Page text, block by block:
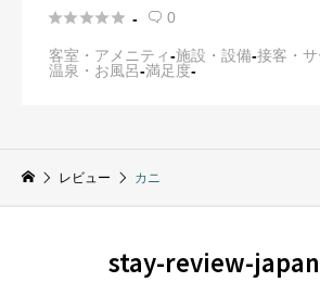
 -  0
客室・アメニティ-施設・設備-接客・
温泉・お風呂-満足度-
レビュー カニ
stay-review-